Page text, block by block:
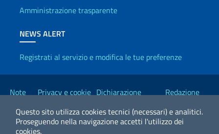
Questo sito utilizza cookies tecnici (necessari) e analitici.
Proseguendo nella navigazione accetti l'utilizzo dei
cookies.
Amministrazione trasparente
NEWS ALERT
Registrati al servizio e modifica le tue preferenze
Link Utili
Note
Privacy e cookie Dichiarazione
Redazione